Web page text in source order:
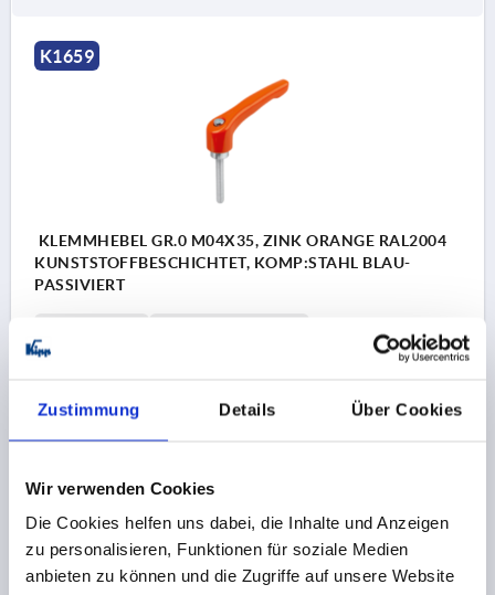
Zustimmung Details Über Cookies
Wir verwenden Cookies
Die Cookies helfen uns dabei, die Inhalte und Anzeigen
zu personalisieren, Funktionen für soziale Medien
anbieten zu können und die Zugriffe auf unsere Website
K1659
KLEMMHEBEL GR.0 M04X35, ZINK ORANGE RAL2004
KUNSTSTOFFBESCHICHTET, KOMP:STAHL BLAU-
PASSIVIERT
FARBE GRUNDKÖRPER=REINORANGE RAL 2004
GRUNDKÖRPER=KUNSTSTOFFBESCHICHTET
GRIFFLÄNGE=37
B=7
5,20 €
DETAILS